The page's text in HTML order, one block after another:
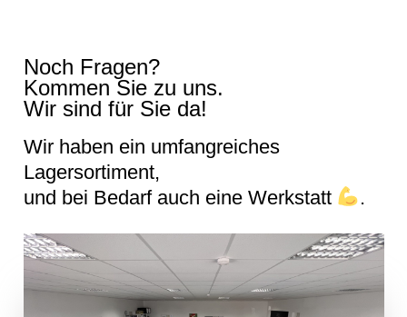
Noch Fragen?
Kommen Sie zu uns.
Wir sind für Sie da!
Wir haben ein umfangreiches
Lagersortiment,
und bei Bedarf auch eine Werkstatt
.